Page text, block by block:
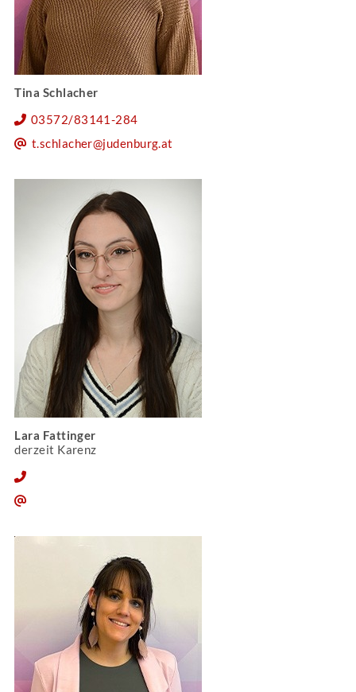
Tina Schlacher
03572/83141-284
t.schlacher@judenburg.at
Lara Fattinger
derzeit Karenz